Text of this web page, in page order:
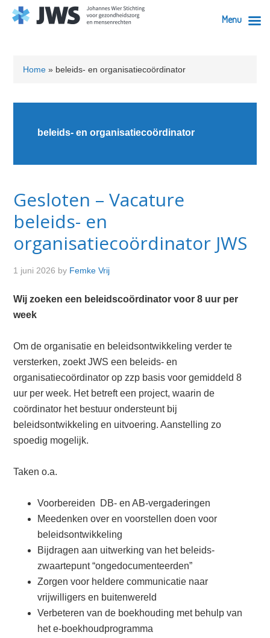
primary
content
primary
footer
Home » beleids- en organisatiecoördinator
beleids- en organisatiecoördinator
Gesloten – Vacature
beleids- en
organisatiecoördinator JWS
1 juni 2026 by Femke Vrij
Wij zoeken een beleidscoördinator voor 8 uur per
week
Om de organisatie en beleidsontwikkeling verder te
versterken, zoekt JWS een beleids- en
organisatiecoördinator op zzp basis voor gemiddeld 8
uur per week. Het betreft een project, waarin de
coördinator het bestuur ondersteunt bij
beleidsontwikkeling en uitvoering. Aanstelling zo
spoedig mogelijk.
Taken o.a.
Voorbereiden DB- en AB-vergaderingen
Meedenken over en voorstellen doen voor
beleidsontwikkeling
Bijdragen aan uitwerking van het beleids-
zwaartepunt “ongedocumenteerden”
Zorgen voor heldere communicatie naar
vrijwilligers en buitenwereld
Verbeteren van de boekhouding met behulp van
het e-boekhoudprogramma
Menu